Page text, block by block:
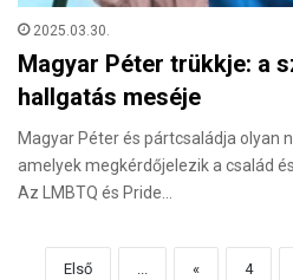
2025.03.30.
Magyar Péter trükkje: a
hallgatás meséje
Magyar Péter és pártcsaládja olyan
amelyek megkérdőjelezik a család
Az LMBTQ és Pride…
Első ... « 4